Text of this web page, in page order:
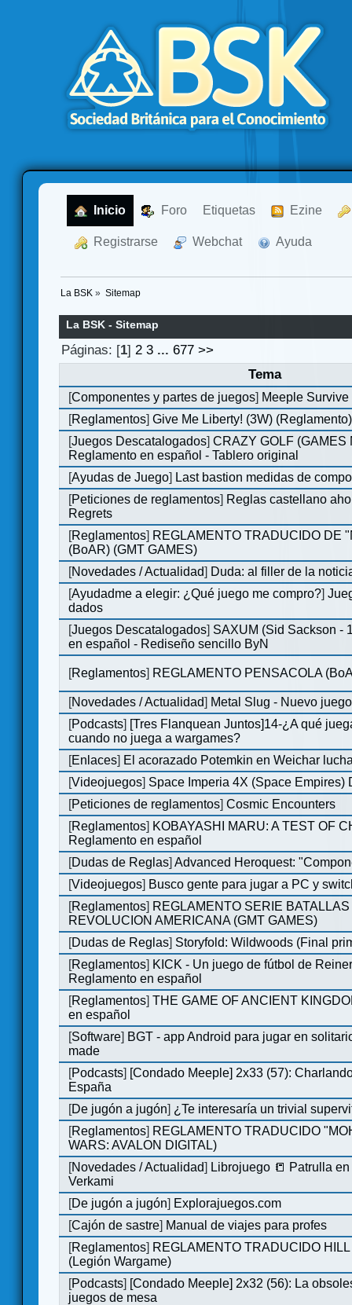
Inicio Foro Etiquetas Ezine
Registrarse Webchat Ayuda
La BSK » Sitemap
La BSK - Sitemap
Páginas: [1]2 3 ...677 >>
Tema
[Componentes y partes de juegos] Meeple
[Reglamentos]Give Me Liberty! (3W) (Reglamento)
[Juegos Descatalogados]CRAZY GOLF (GAMES
Reglamento en español - Tablero original
[Ayudas de Juego] Last bastion medidas de
[Peticiones de reglamentos] Reglas castellano
Regrets
[Reglamentos] REGLAMENTO TRADUCIDO DE
(BoAR) (GMT GAMES)
[Novedades / Actualidad] Duda: al filler de la
[Ayudadme a elegir: ¿Qué juego me compro?]
dados
[Juegos Descatalogados] SAXUM (Sid Sackson -
en español - Rediseño sencillo ByN
[Reglamentos] REGLAMENTO PENSACOLA
[Novedades / Actualidad] Metal Slug - Nuevo
[Podcasts] [Tres Flanquean Juntos]14-¿A qué
cuando no juega a wargames?
[Enlaces] El acorazado Potemkin en Weichar
[Videojuegos] Space Imperia 4X (Space Empires)
[Peticiones de reglamentos]Cosmic Encounters
[Reglamentos] KOBAYASHI MARU: A TEST OF
Reglamento en español
[Dudas de Reglas]Advanced Heroquest:
[Videojuegos] Busco gente para jugar a PC y
[Reglamentos] REGLAMENTO SERIE
REVOLUCION AMERICANA (GMT GAMES)
[Dudas de Reglas] Storyfold: Wildwoods (Final
[Reglamentos] KICK - Un juego de fútbol de
Reglamento en español
[Reglamentos]THE GAME OF ANCIENT
en español
[Software] BGT - app Android para jugar en
made
[Podcasts] [Condado Meeple] 2x33 (57):
España
[De jugón a jugón] ¿Te interesaría un trivial
[Reglamentos] REGLAMENTO TRADUCIDO
WARS: AVALON DIGITAL)
[Novedades / Actualidad] Librojuego 📒 Patrulla
Verkami
[De jugón a jugón] Explorajuegos.com
[Cajón de sastre] Manual de viajes para profes
[Reglamentos] REGLAMENTO TRADUCIDO
(Legión Wargame)
[Podcasts] [Condado Meeple] 2x32 (56): La
juegos de mesa